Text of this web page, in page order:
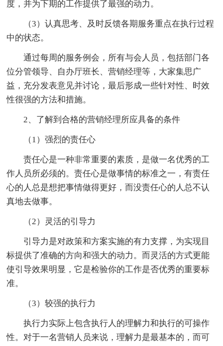
度，并为下期的工作提供了最强的动力。
（3）认真思考、及时反馈各期服务重点在执行过程
中的状态。
通过每周的服务例会，所有与会人员，包括部门各
位分管领导、自办厅班长、营销经理等，大家集思广
益，充分发表意见并讨论，最后形成一些针对性、时效
性很强的方法和措施。
2、了解到合格的营销经理所应具备的条件
（1）强烈的责任心
责任心是一种非常重要的素质，是做一名优秀的工
作人员所必须的。责任心是做事情的标准之一，有责任
心的人总是想把事情做得更好，而没责任心的人总不认
真地去做事。
（2）灵活的引导力
引导力是对政策和方案实施的有力支撑，为实现目
标提供了准确的方向和强大的动力。而灵活的方式更能
使引导效果明显，它是检验你的工作是否优秀的重要标
准。
（3）较强的执行力
执行力实际上包含执行人的理解力和执行的可操作
性。对于一名营销人员来说，理解力是最基本的，而可